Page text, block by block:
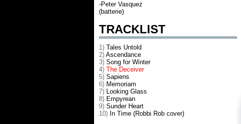
-Peter Vasquez
(batterie)
TRACKLIST
1) Tales Untold
2) Ascendance
3) Song for Winter
4) The Deceiver
5) Sapiens
6) Memoriam
7) Looking Glass
8) Empyrean
9) Sunder Heart
10) In Time (Robbi Rob cover)